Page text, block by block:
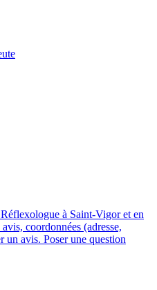
à Saint-Vigor et en
coordonnées (adresse,
avis. Poser une question